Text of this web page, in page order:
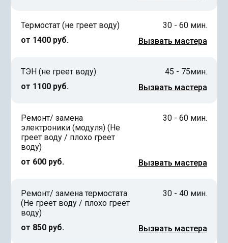
Термостат (не греет воду)
от 1400 руб.
30 - 60 мин.
Вызвать мастера
ТЭН (не греет воду)
от 1100 руб.
45 - 75мин.
Вызвать мастера
Ремонт/ замена
электроники (модуля) (Не
греет воду / плохо греет
воду)
от 600 руб.
30 - 60 мин.
Вызвать мастера
Ремонт/ замена термостата
(Не греет воду / плохо греет
воду)
от 850 руб.
30 - 40 мин.
Вызвать мастера